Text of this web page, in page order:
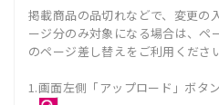
掲載商品の品切れなどで、変更の
ージ分のみ対象になる場合は、ペ
のページ差し替えをご利用ください
1.画面左側「アップロード」ボタ